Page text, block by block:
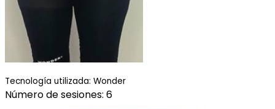
Tecnología utilizada: Wonder
Número de sesiones: 6